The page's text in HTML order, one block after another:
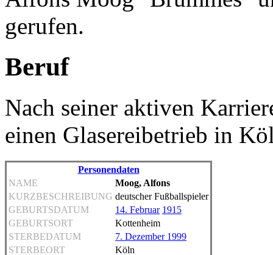
gerufen.
Beruf
Nach seiner aktiven
einen Glasereibetrieb in
Personendaten
NAME
Moog, Alfons
KURZBESCHREIBUNG deutscher Fußballspieler
GEBURTSDATUM
14. Februar 1915
GEBURTSORT
Kottenheim
STERBEDATUM
7. Dezember 1999
STERBEORT
Köln